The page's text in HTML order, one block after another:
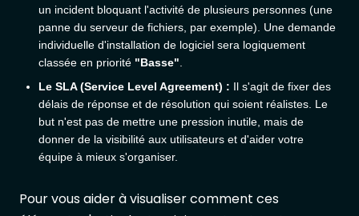
un incident bloquant l'activité de plusieurs personnes (une
panne du serveur de fichiers, par exemple). Une demande
individuelle d'installation de logiciel sera logiquement
classée en priorité "Basse"
Le SLA (Service Level Agreement) : Il s'agit de fixer des
délais de réponse et de résolution qui soient réalistes. Le
but n'est pas de mettre une pression inutile, mais de
donner de la visibilité aux utilisateurs et d'aider votre
équipe à mieux s'organiser.
Pour vous aider à visualiser comment ces